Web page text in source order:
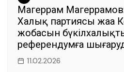
Магеррам
Халық партиясы жаңа
жобасын
референдумға
11.02.2026